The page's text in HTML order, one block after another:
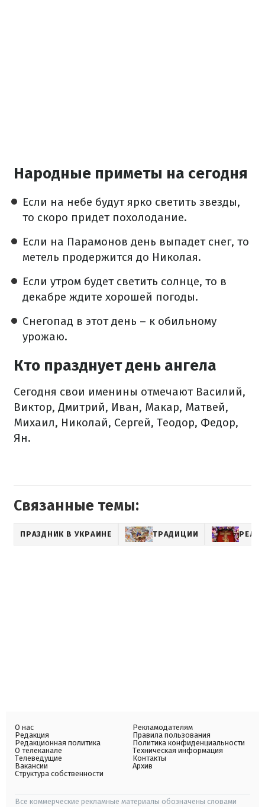
Народные приметы на сегодня
Если на небе будут ярко светить звезды,
то скоро придет похолодание.
Если на Парамонов день выпадет снег, то
метель продержится до Николая.
Если утром будет светить солнце, то в
декабре ждите хорошей погоды.
Снегопад в этот день – к обильному
урожаю.
Кто празднует день ангела
Сегодня свои именины отмечают Василий,
Виктор, Дмитрий, Иван, Макар, Матвей,
Михаил, Николай, Сергей, Теодор, Федор,
Ян.
Связанные темы:
ПРАЗДНИК В УКРАИНЕ ТРАДИЦИИ
О нас
Редакция
Редакционная политика
О телеканале
Телеведущие
Вакансии
Структура собственности
Рекламодателям
Правила пользования
Политика конфиденциальности
Техническая информация
Контакты
Архив
Все коммерческие рекламные материалы обозначены словами